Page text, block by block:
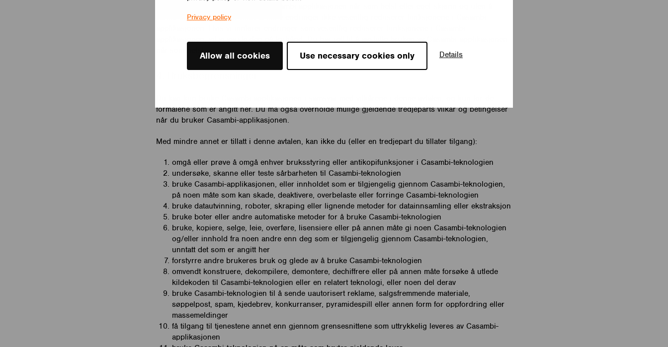
Privacy policy
Allow all cookies Use necessary cookies only Details
varsle deg om dette, forutsatt at slike endringer ikke vesentlig reduserer funksjonene i Casambi-
formålene som er angitt her. Du må også overholde mulige gjeldende tredjeparts vilkår og betingelser
når du bruker Casambi-applikasjonen.
Med mindre annet er tillatt i denne avtalen, kan ikke du (eller en tredjepart du tillater tilgang):
omgå eller prøve å omgå enhver bruksstyring eller antikopifunksjoner i Casambi-teknologien
undersøke, skanne eller teste sårbarheten til Casambi-teknologien
bruke Casambi-applikasjonen, eller innholdet som er tilgjengelig gjennom Casambi-teknologien,
på noen måte som kan skade, deaktivere, overbelaste eller forringe Casambi-teknologien
bruke datautvinning, roboter, skraping eller lignende metoder for datainnsamling eller ekstraksjon
bruke boter eller andre automatiske metoder for å bruke Casambi-teknologien
bruke, kopiere, selge, leie, overføre, lisensiere eller på annen måte gi noen Casambi-teknologien
og/eller innhold fra noen andre enn deg som er tilgjengelig gjennom Casambi-teknologien,
unntatt det som er angitt her
forstyrre andre brukeres bruk og glede av å bruke Casambi-teknologien
omvendt konstruere, dekompilere, demontere, dechiffrere eller på annen måte forsøke å utlede
kildekoden til Casambi-teknologien eller en relatert teknologi, eller noen del derav
bruke Casambi-teknologien til å sende uautorisert reklame, salgsfremmende materiale,
søppelpost, spam, kjedebrev, konkurranser, pyramidespill eller annen form for oppfordring eller
massemeldinger
få tilgang til tjenestene annet enn gjennom grensesnittene som uttrykkelig leveres av Casambi-
applikasjonen